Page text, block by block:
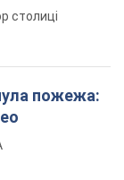
столиці
пожежа: